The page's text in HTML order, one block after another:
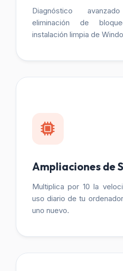
Diagnóstico
eliminación de
instalación limpia de
Ampliaciones de
Multiplica por 10 la
uso diario de tu
uno nuevo.